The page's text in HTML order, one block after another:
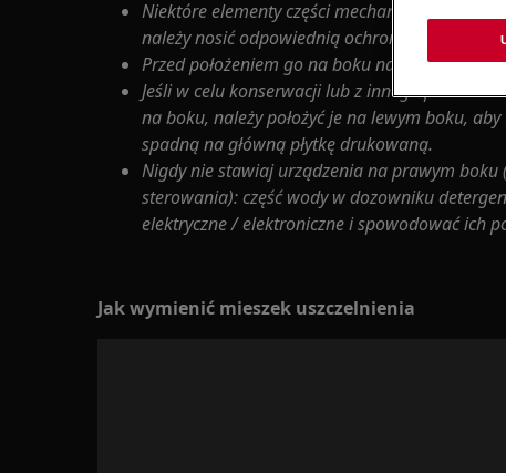
Niektóre elementy części mechanicznej mogą
należy nosić odpowiednią ochronę i
Przed położeniem go na boku należy zawsze
Jeśli w celu konserwacji lub z innego powodu
na boku, należy położyć je na lewym boku,
spadną na główną płytkę drukowaną.
Nigdy nie stawiaj urządzenia na prawym boku
sterowania): część wody w dozowniku
elektryczne / elektroniczne i spowodować ich
Jak wymienić mieszek uszczelnienia